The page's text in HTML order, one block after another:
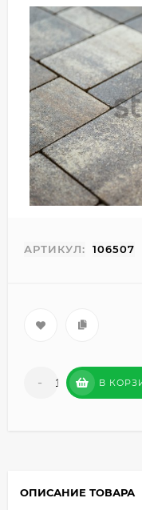
АРТИКУЛ: 106507
- + В
ОПИСАНИЕ ТОВАРА